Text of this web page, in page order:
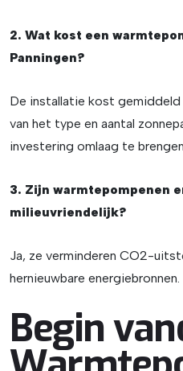
2. Wat kost een
Panningen?
De installatie kost
van het type en aantal
investering omlaag te
3. Zijn warmtepompenen
milieuvriendelijk?
Ja, ze verminderen CO2-
hernieuwbare energiebronnen.
Begin